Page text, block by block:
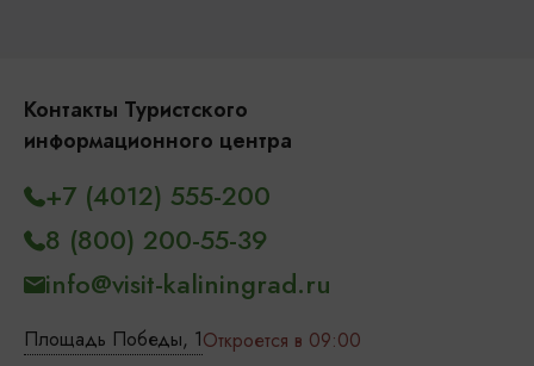
Контакты Туристского
информационного центра
Площадь Победы, 1Откроется в 09:00
+7 (4012) 555-200
8 (800) 200-55-39
info@visit-kaliningrad.ru